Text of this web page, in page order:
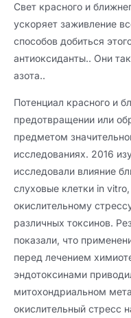
Свет красного и
ускоряет заживление
способов добиться
антиоксиданты.. Они
азота..
Потенциал красного и
предотвращении или
предметом
исследованиях. 2016
исследовали влияние
слуховые клетки in
окислительному
различных токсинов.
показали, что
перед лечением
эндотоксинами
митохондриальном
окислительный стресс